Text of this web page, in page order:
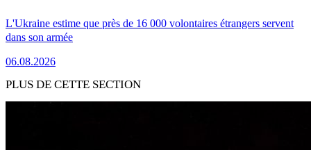
L'Ukraine estime que près de 16 000 volontaires étrangers servent
dans son armée
06.08.2026
PLUS DE CETTE SECTION